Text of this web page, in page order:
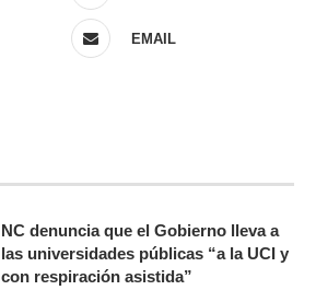
EMAIL
NC denuncia que el Gobierno lleva a
las universidades públicas “a la UCI y
con respiración asistida”